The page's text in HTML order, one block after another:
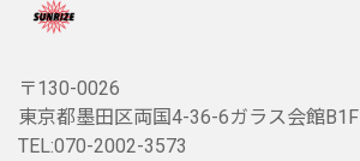
〒130-0026
東京都墨田区両国4-36-6ガラス会館B1F
TEL:070-2002-3573